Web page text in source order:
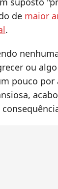
de maior
.
ou
pouco por